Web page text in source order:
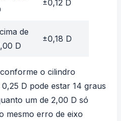
±0,12 D
de
D
±0,18 D
o cilindro
D pode estar 14 graus
um de 2,00 D só
mesmo erro de eixo